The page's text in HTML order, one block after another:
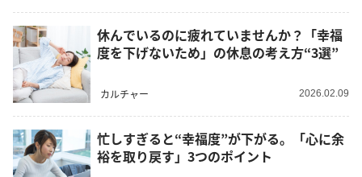
休んでいるのに疲れていませんか？「幸福
度を下げないため」の休息の考え方“3選”
カルチャー 2026.02.09
忙しすぎると“幸福度”が下がる。「心に余
裕を取り戻す」3つのポイント